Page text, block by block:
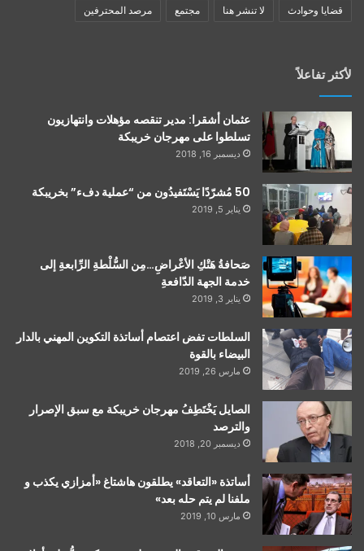
قضايا وحوادث لا تنشر هنا مجتمع مرصد المحترفين
لأكثر تفاعلاً
عثمان أشقرا: مدير تنقصه مؤهلات وانتهازيون
تسلطوا على مهرجان خريبكة
ديسمبر 16, 2018
50 مُشرّدًا يَسْتَفيدُون من “عملية دفء” بخريبكة
يناير 5, 2019
صَحافةُ هَتْكِ الأعْراضِ…مِن السُّلْطةِ الرِّابعةِ إلى
خدمة الجهة الدّافعةِ
يناير 3, 2019
السلطات تفض اعتصام أساتذة التكوين المهني بالدار
البيضاء بالقوة
مارس 26, 2019
الصايل يَخْتَطِفُ مهرجان خريبكة مع سبق الإصرار
والترصد
ديسمبر 20, 2018
أساتذة «التعاقد» يطلقون هاشتاغ «أمزازي يكذب و
ملفنا لم يتم حله بعد»
مارس 10, 2019